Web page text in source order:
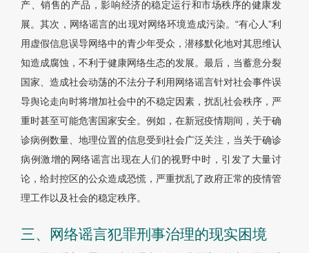
产、销售的产品，影响经济的稳定运行和市场秩序的健康发
展。其次，网络谣言的出现对网络环境造成污染。“有心人”利
用虚假信息误导网络中的青少年受众，潜移默化地对其思维认
知造成腐蚀，不利于健康网络生态的发展。最后，当蓄意分裂
国家、造成社会动荡的不法分子利用网络谣言针对社会事件误
导舆论走向时将增加社会中的不稳定因素，扰乱社会秩序，严
重时甚至可能危害国家安全。例如，在新冠疫情期间，关于确
诊病例数量、地理位置的信息受到社会广泛关注，当关于确诊
病例激增的网络谣言出现在人们的视野中时，引发了大量讨
论，给封控区的公众造成恐慌，严重扰乱了政府正常的疫情管
理工作以及社会的稳定秩序。
三、网络谣言犯罪刑事治理的现实困境